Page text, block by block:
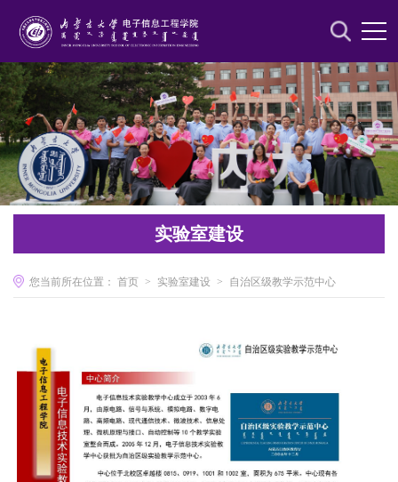
实验室建设
您当前所在位置： 首页 > 实验室建设 > 自治区级教学示范中心